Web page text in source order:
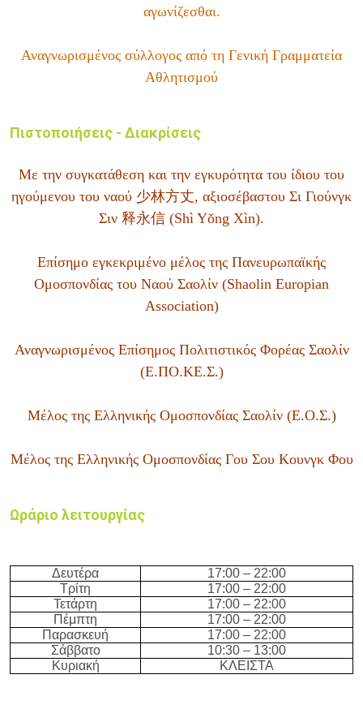
αγωνίζεσθαι.
Αναγνωρισμένος σύλλογος από τη Γενική Γραμματεία
Αθλητισμού
Πιστοποιήσεις - Διακρίσεις
Mε την συγκατάθεση και την εγκυρότητα του ίδιου του
ηγούμενου του ναού 少林方丈, αξιοσέβαστου Σι Γιούνγκ
Σιν 释永信 (Shì Yǒng Xìn).
Επίσημο εγκεκριμένο μέλος της Πανευρωπαϊκής
Ομοσπονδίας του Ναού Σαολίν (Shaolin Europian
Association)
Αναγνωρισμένος Επίσημος Πολιτιστικός Φορέας Σαολίν
(Ε.ΠΟ.ΚΕ.Σ.)
Μέλος της Ελληνικής Ομοσπονδίας Σαολίν (Ε.Ο.Σ.)
Μέλος της Ελληνικής Ομοσπονδίας Γου Σου Κουνγκ Φου
Ωράριο λειτουργίας
Δευτέρα 17:00 – 22:00
Τρίτη
17:00 – 22:00
Τετάρτη
17:00 – 22:00
Πέμπτη
17:00 – 22:00
Παρασκευή
17:00 – 22:00
Σάββατο
10:30 – 13:00
Κυριακή
ΚΛΕΙΣΤΑ